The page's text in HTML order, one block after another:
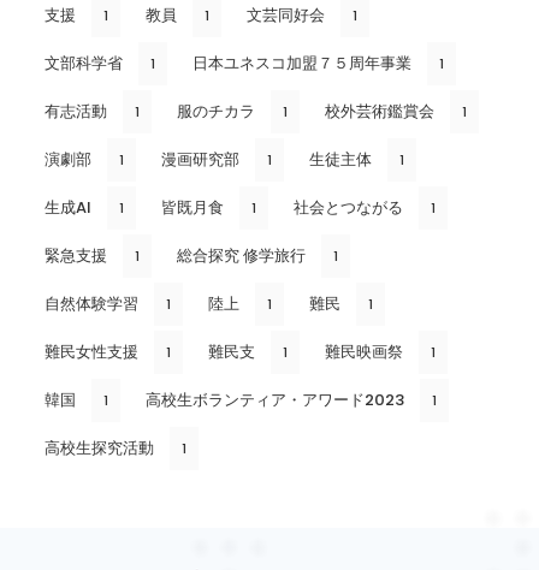
支援 1 教員 1 文芸同好会 1
文部科学省 1 日本ユネスコ加盟７５周年事業 1
有志活動 1 服のチカラ 1 校外芸術鑑賞会 1
演劇部 1 漫画研究部 1 生徒主体 1
生成AI 1 皆既月食 1 社会とつながる 1
緊急支援 1 総合探究 修学旅行 1
自然体験学習 1 陸上 1 難民 1
難民女性支援 1 難民支 1 難民映画祭 1
韓国 1 高校生ボランティア・アワード2023 1
高校生探究活動 1